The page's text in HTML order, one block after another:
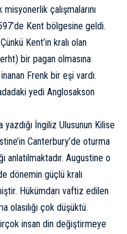
çalışmalarını
Kent bölgesine geldi.
Kent’in kralı olan
bir pagan olmasına
Frenk bir eşi vardı.
yedi Anglosakson
yazdığı İngiliz Ulusunun Kilise
Canterbury’de oturma
anlatılmaktadır. Augustine o
dönemin güçlü kralı
Hükümdarı vaftiz edilen
olasılığı çok düşüktü.
insan din değiştirmeye